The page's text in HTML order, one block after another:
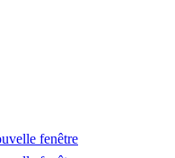
fenêtre